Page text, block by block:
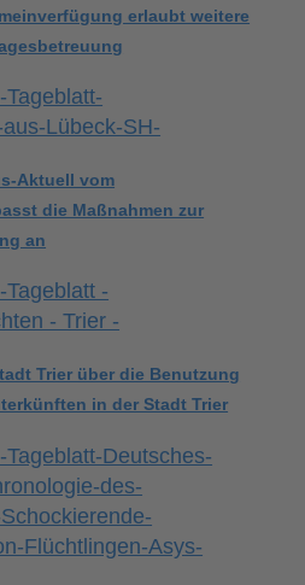
erlaubt weitere
Aktuell vom
die Maßnahmen zur
an
Trier über die Benutzung
in der Stadt Trier